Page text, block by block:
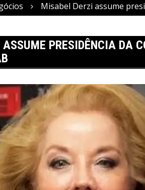
Misabel Derzi assume
PRESIDÊNCIA DA